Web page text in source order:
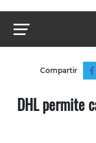
Compartir
DHL permite